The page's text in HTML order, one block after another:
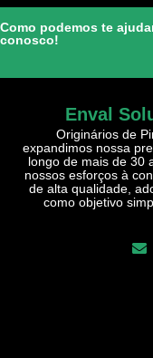
Como podemos te
conosco!
Enval
Originários de
expandimos nossa
longo de mais de 30
nossos esforços à
de alta qualidade,
como objetivo